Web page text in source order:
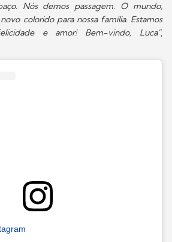
Nós demos passagem. O mundo,
colorido para nossa família. Estamos
e amor! Bem-vindo, Luca",